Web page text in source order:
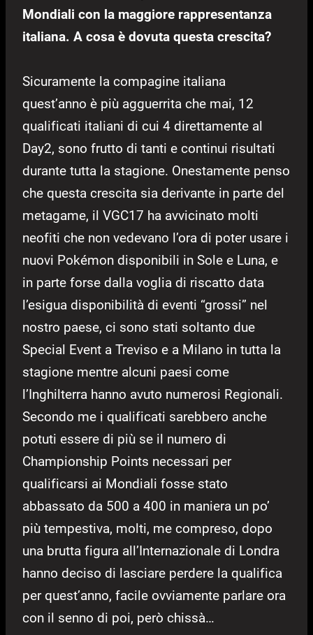
Mondiali con la maggiore rappresentanza
italiana. A cosa è dovuta questa crescita?
Sicuramente la compagine italiana
quest’anno è più agguerrita che mai, 12
qualificati italiani di cui 4 direttamente al
Day2, sono frutto di tanti e continui risultati
durante tutta la stagione. Onestamente penso
che questa crescita sia derivante in parte del
metagame, il VGC17 ha avvicinato molti
neofiti che non vedevano l’ora di poter usare i
nuovi Pokémon disponibili in Sole e Luna, e
in parte forse dalla voglia di riscatto data
l’esigua disponibilità di eventi “grossi” nel
nostro paese, ci sono stati soltanto due
Special Event a Treviso e a Milano in tutta la
stagione mentre alcuni paesi come
l’Inghilterra hanno avuto numerosi Regionali.
Secondo me i qualificati sarebbero anche
potuti essere di più se il numero di
Championship Points necessari per
qualificarsi ai Mondiali fosse stato
abbassato da 500 a 400 in maniera un po’
più tempestiva, molti, me compreso, dopo
una brutta figura all’Internazionale di Londra
hanno deciso di lasciare perdere la qualifica
per quest’anno, facile ovviamente parlare ora
con il senno di poi, però chissà…